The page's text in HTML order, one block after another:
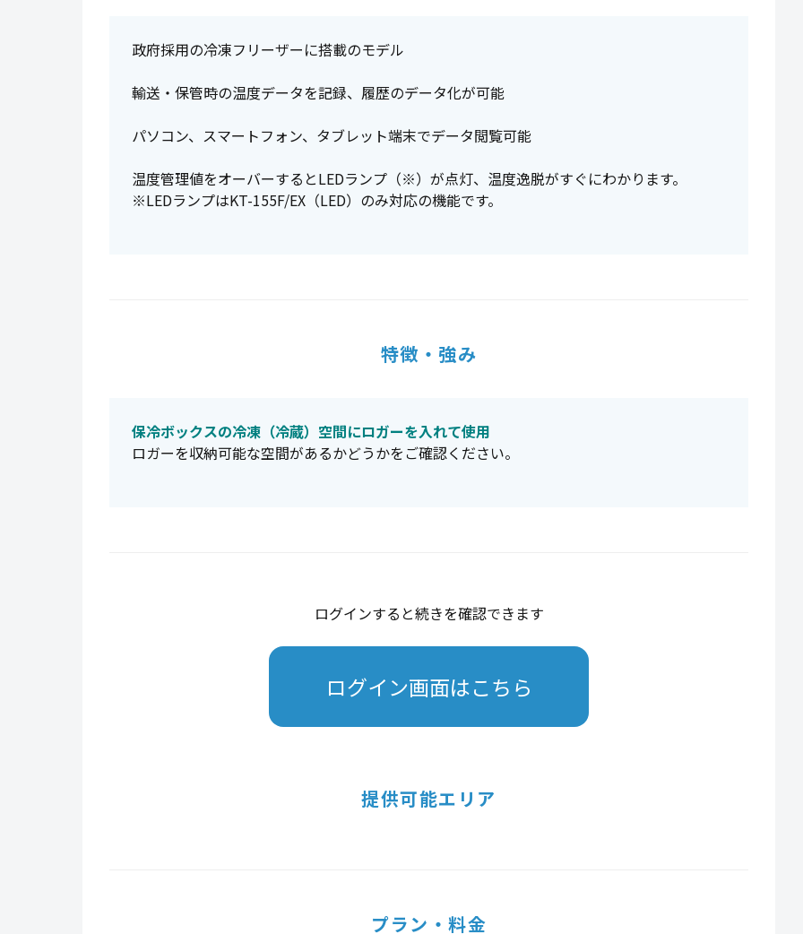
政府採用の冷凍フリーザーに搭載のモデル
輸送・保管時の温度データを記録、履歴のデータ化が可能
パソコン、スマートフォン、タブレット端末でデータ閲覧可能
温度管理値をオーバーするとLEDランプ（※）が点灯、温度逸脱がすぐにわかります。
※LEDランプはKT-155F/EX（LED）のみ対応の機能です。
特徴・強み
保冷ボックスの冷凍（冷蔵）空間にロガーを入れて使用
ロガーを収納可能な空間があるかどうかをご確認ください。
ログインすると続きを確認できます
ログイン画面はこちら
提供可能エリア
プラン・料金